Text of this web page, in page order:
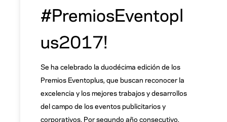
#PremiosEventopl
us2017!
Se ha celebrado la duodécima edición de los
Premios Eventoplus, que buscan reconocer la
excelencia y los mejores trabajos y desarrollos
del campo de los eventos publicitarios y
corporativos. Por segundo año consecutivo,